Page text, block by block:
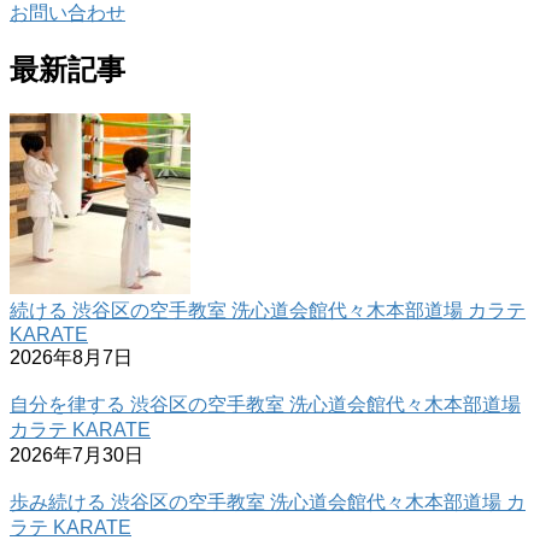
お問い合わせ
最新記事
続ける 渋谷区の空手教室 洗心道会館代々木本部道場 カラテ
KARATE
2026年8月7日
自分を律する 渋谷区の空手教室 洗心道会館代々木本部道場
カラテ KARATE
2026年7月30日
歩み続ける 渋谷区の空手教室 洗心道会館代々木本部道場 カ
ラテ KARATE